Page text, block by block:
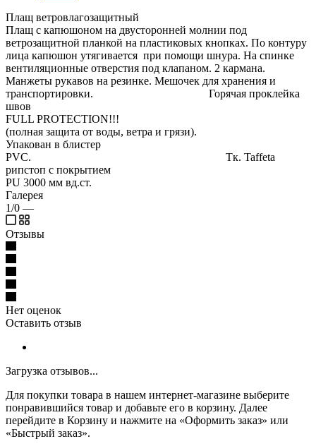
Плащ ветровлагозащитный
Плащ с капюшоном на двусторонней молнии под
ветрозащитной планкой на пластиковых кнопках. По контуру
лица капюшон утягивается при помощи шнура. На спинке
вентиляционные отверстия под клапаном. 2 кармана.
Манжеты рукавов на резинке. Мешочек для хранения и
транспортировки. Горячая проклейка
швов
FULL PROTECTION!!!
(полная защита от воды, ветра и грязи).
Упакован в блистер
PVC. Тк. Taffeta
рипстоп с покрытием
PU 3000 мм вд.ст.
Галерея
1/0 —
Отзывы
Нет оценок
Оставить отзыв
Загрузка отзывов...
Для покупки товара в нашем интернет-магазине выберите
понравившийся товар и добавьте его в корзину. Далее
перейдите в Корзину и нажмите на «Оформить заказ» или
«Быстрый заказ».